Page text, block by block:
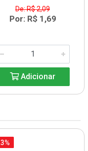
De: R$ 2,09
Por: R$ 1,69
Adicionar